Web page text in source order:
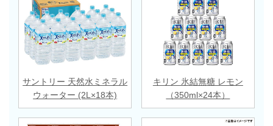
サントリー 天然水ミネラル
ウォーター (2L×18本)
キリン 氷結無糖 レモン
（350ml×24本）